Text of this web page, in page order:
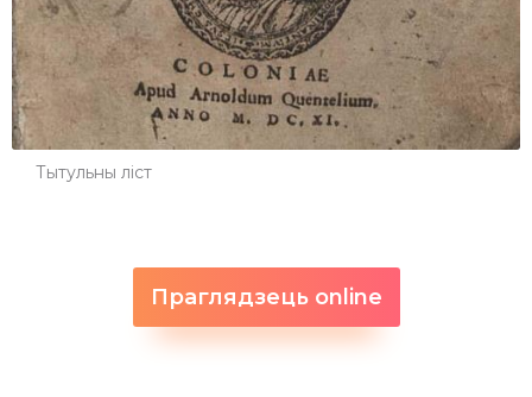
Тытульны ліст
Праглядзець online